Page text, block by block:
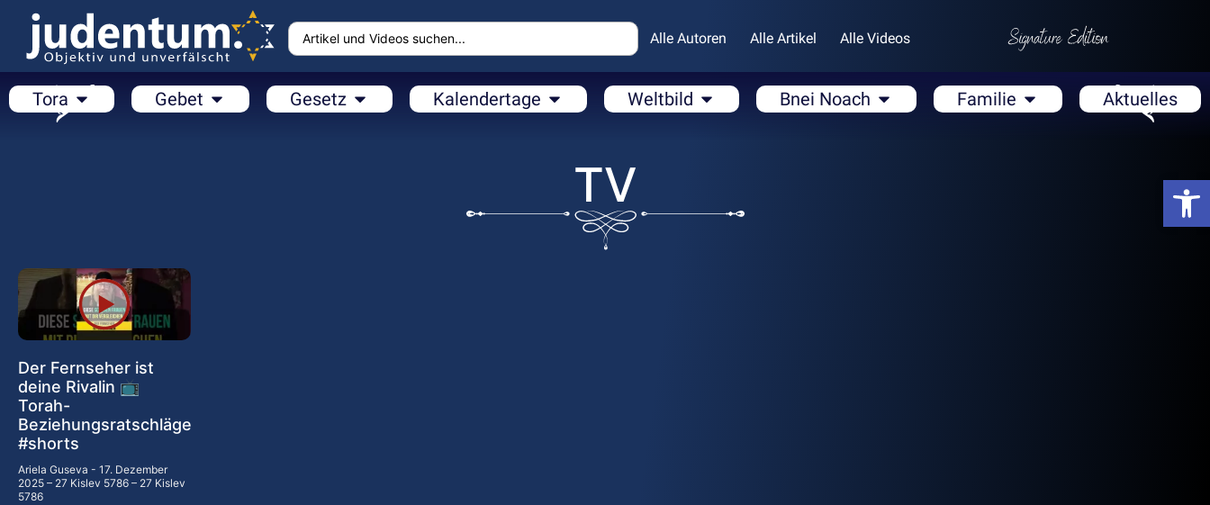
Alle Autoren Alle Artikel Alle Videos
Tora Gebet Gesetz Kalendertage Weltbild Bnei Noach Familie Aktuelles
TV
Der Fernseher ist
deine Rivalin 📺
Torah-
Beziehungsratschläge
#shorts
Ariela Guseva
17. Dezember
2025 – 27 Kislev 5786 – 27 Kislev
5786